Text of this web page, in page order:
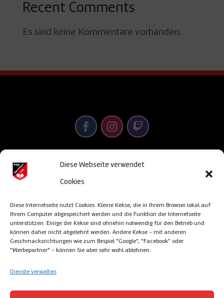
Diese Webseite verwendet
Cookies
Diese Internetseite nutzt Cookies. Kleine Kekse, die in Ihrem Browser lokal auf
Ihrem Computer abgespeichert werden und die Funktion der Internetseite
unterstützen. Einige der Kekse sind ohnehin notwendig für den Betrieb und
können daher nicht abgelehnt werden. Andere Kekse - mit anderen
Geschmacksrichtungen wie zum Bespiel "Google", "Facebook" oder
"Werbepartner" - können Sie aber sehr wohl ablehnen.
Dienste verwalten
Recent Comments
Es sind keine Kommentare vorhanden.
© TTG Sigmaringen/Laiz 2013-2026 –
Impressum